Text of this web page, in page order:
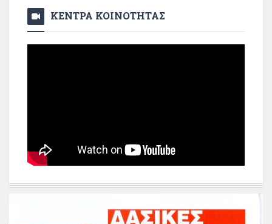
ΚΕΝΤΡΑ ΚΟΙΝΟΤΗΤΑΣ